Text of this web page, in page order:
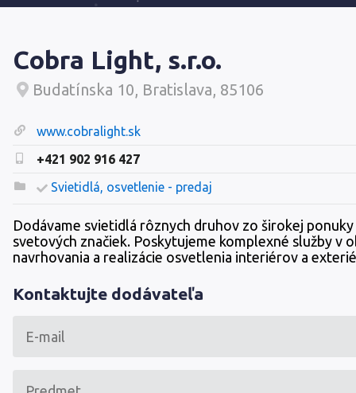
Cobra Light, s.r.o.
Budatínska 10, Bratislava, 85106
www.cobralight.sk
+421 902 916 427
Svietidlá, osvetlenie - predaj
Dodávame svietidlá rôznych druhov zo širokej
svetových značiek. Poskytujeme komplexné služby v
navrhovania a realizácie osvetlenia interiérov a
Kontaktujte dodávateľa